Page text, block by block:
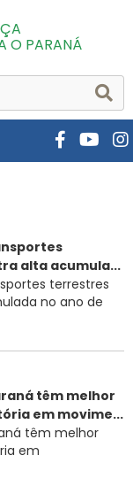
O PARANÁ
alta acumula...
terrestres
no ano de
têm melhor
em movime...
têm melhor
em